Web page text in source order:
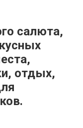
салюта,
отдых,